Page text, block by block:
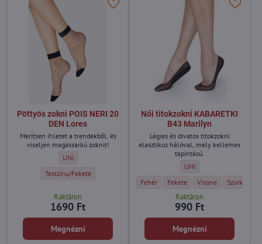
Pöttyös zokni POIS NERI 20
DEN Lores
Merítsen ihletet a trendekből, és
viseljen magassarkú zoknit!
Pöttyös zokni POIS NERI 20 DEN Lores - Méret:
UNI
Pöttyös zokni POIS NERI 20 DEN Lores - Szín:
Testzínu/Fekete
Raktáron
1690 Ft
Megnézni
Női titokzokni KABARETKI
B43 Marilyn
Légies és divatos titokzokni
elasztikus hálóval, mely kellemes
tapintású.
Női titokzokni
UNI
Női titokzokni KABARETKI B43 Marilyn -
Fehér Női titokzokni KABARETKI B43
Fekete Női titokzokni
Visone Női
Szürke
Raktáron
990 Ft
Megnézni